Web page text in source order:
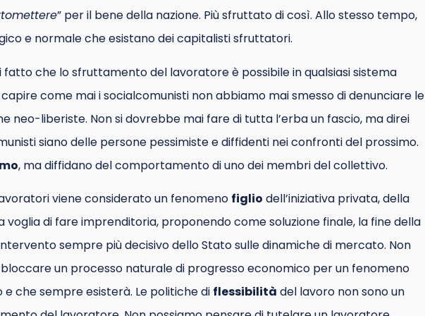
” per il bene della nazione. Più sfruttato di così. Allo stesso tempo,
e normale che esistano dei capitalisti sfruttatori.
fatto che lo sfruttamento del lavoratore è possibile in qualsiasi sistema
come mai i socialcomunisti non abbiamo mai smesso di denunciare le
neo-liberiste. Non si dovrebbe mai fare di tutta l’erba un fascio, ma direi
siano delle persone pessimiste e diffidenti nei confronti del prossimo.
, ma diffidano del comportamento di uno dei membri del collettivo.
viene considerato un fenomeno figlio dell’iniziativa privata, della
voglia di fare imprenditoria, proponendo come soluzione finale, la fine della
sempre più decisivo dello Stato sulle dinamiche di mercato. Non
un processo naturale di progresso economico per un fenomeno
che sempre esisterà. Le politiche di flessibilità del lavoro non sono un